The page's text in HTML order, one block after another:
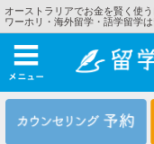
オーストラリアでお金を賢く使
ワーホリ・海外留学・語学留学
メニュー